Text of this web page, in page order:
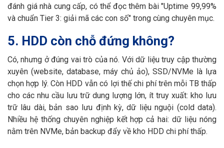
đánh giá nhà cung cấp, có thể đọc thêm bài "Uptime 99,99%
và chuẩn Tier 3: giải mã các con số" trong cùng chuyên mục.
5. HDD còn chỗ đứng không?
Có, nhưng ở đúng vai trò của nó. Với dữ liệu truy cập thường
xuyên (website, database, máy chủ ảo), SSD/NVMe là lựa
chọn hợp lý. Còn HDD vẫn có lợi thế chi phí trên mỗi TB thấp
cho các nhu cầu lưu trữ dung lượng lớn, ít truy xuất: kho lưu
trữ lâu dài, bản sao lưu định kỳ, dữ liệu nguội (cold data).
Nhiều hệ thống chuyên nghiệp kết hợp cả hai: dữ liệu nóng
nằm trên NVMe, bản backup đẩy về kho HDD chi phí thấp.